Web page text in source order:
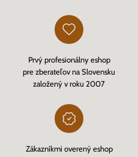
Prvý profesionálny eshop
pre zberateľov na Slovensku
založený v roku 2007
Zákazníkmi overený eshop